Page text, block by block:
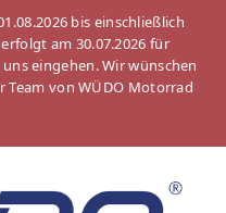
bis einschließlich
am 30.07.2026 für
eingehen. Wir wünschen
von WÜDO Motorrad